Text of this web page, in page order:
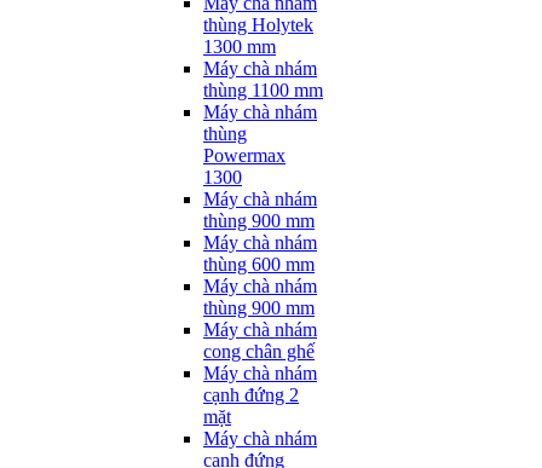
thùng Holytek
1300 mm
Máy chà nhám
thùng 1100 mm
Máy chà nhám
thùng
Powermax
1300
Máy chà nhám
thùng 900 mm
Máy chà nhám
thùng 600 mm
Máy chà nhám
thùng 900 mm
Máy chà nhám
cong chân ghế
Máy chà nhám
cạnh đứng 2
mặt
Máy chà nhám
cạnh đứng